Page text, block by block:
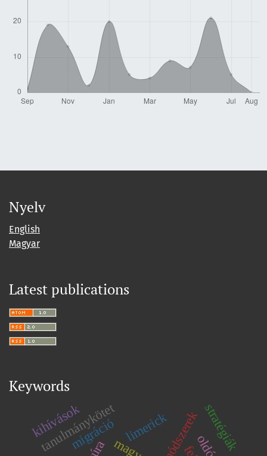
Nyelv
English
Magyar
Latest publications
Keywords
módszerek
migráció
tanulmánykötet limerick
kihívások stratégiák